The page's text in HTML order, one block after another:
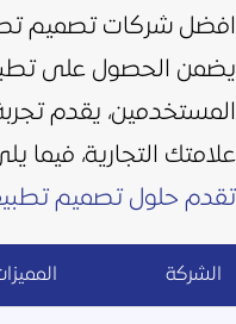
افضل شركات تصميم
يضمن الحصول على
المستخدمين، يقدم
علامتك التجارية، فيما
تقدم حلول تصميم
الشركة